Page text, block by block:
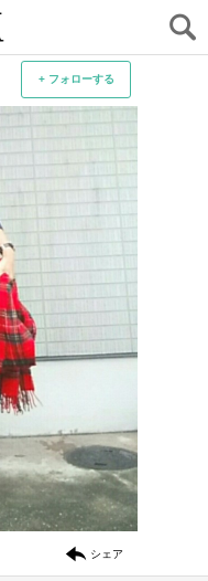
+ フォローする
シェア